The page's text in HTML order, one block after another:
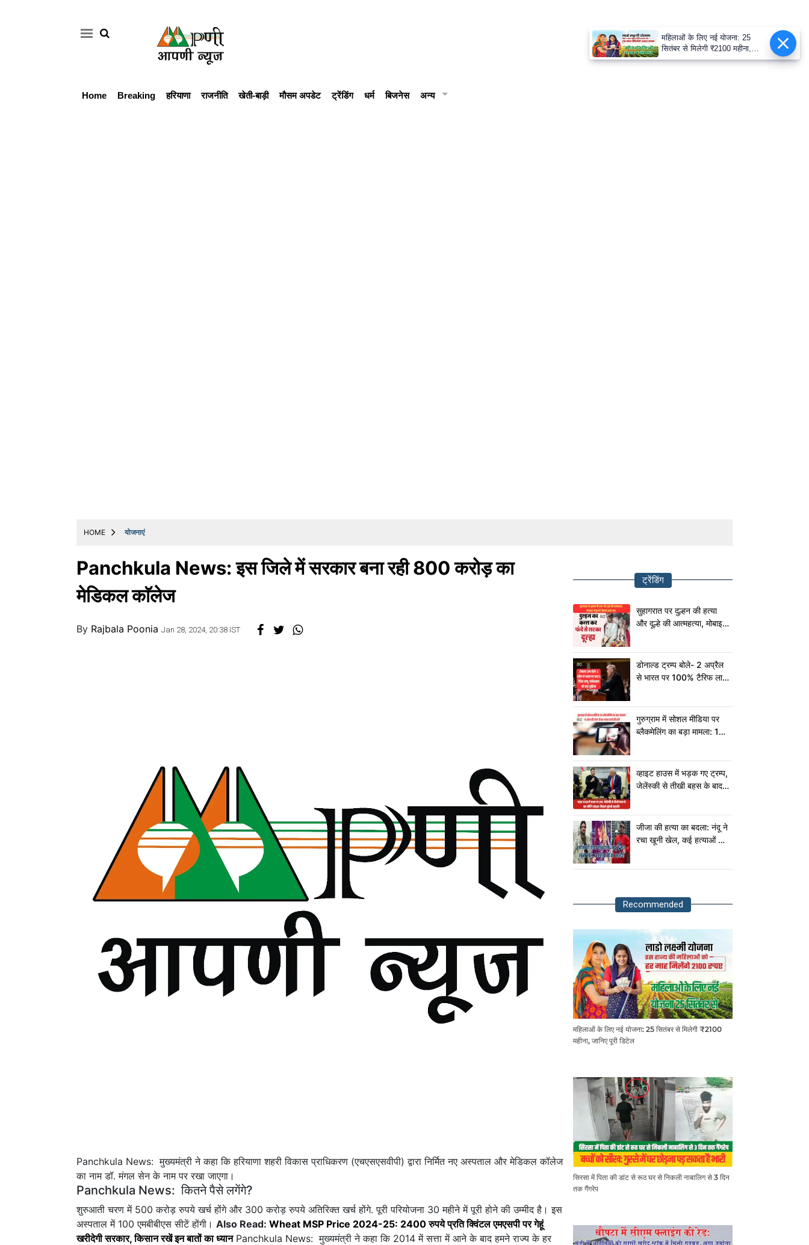
Home Breaking हरियाणा राजनीति खेती-बाड़ी मौसम अपडेट ट्रेंडिंग धर्म बिजनेस अन्य
HOME योजनाएं
Panchkula News: इस जिले में सरकार बना रही 800 करोड़ का
मेडिकल काॅलेज
By Rajbala Poonia Jan 28, 2024, 20:38 IST
Panchkula News: मुख्यमंत्री ने कहा कि हरियाणा शहरी विकास प्राधिकरण (एचएसएसवीपी) द्वारा निर्मित नए अस्पताल और मेडिकल कॉलेज
का नाम डॉ. मंगल सेन के नाम पर रखा जाएगा।
Panchkula News: कितने पैसे लगेंगे?
शुरुआती चरण में 500 करोड़ रुपये खर्च होंगे और 300 करोड़ रुपये अतिरिक्त खर्च होंगे. पूरी परियोजना 30 महीने में पूरी होने की उम्मीद है। इस
अस्पताल में 100 एमबीबीएस सीटें होंगी। Also Read: Wheat MSP Price 2024-25: 2400 रुपये प्रति क्विंटल एमएसपी पर गेहूं
खरीदेगी सरकार, किसान रखें इन बातों का ध्यानPanchkula News: मुख्यमंत्री ने कहा कि 2014 में सत्ता में आने के बाद हमने राज्य के हर
ट्रेंडिंग
सुहागरात पर दुल्हन की हत्या
और दूल्हे की आत्महत्या, मोबाइल
डोनाल्ड ट्रम्प बोले- 2 अप्रैल
से भारत पर 100% टैरिफ लागू,
गुरुग्राम में सोशल मीडिया पर
ब्लैकमेलिंग का बड़ा मामला: 15
व्हाइट हाउस में भड़क गए ट्रम्प,
जेलेंस्की से तीखी बहस के बाद
जीजा की हत्या का बदला: नंदू ने
रचा खूनी खेल, कई हत्याओं का
Recommended
महिलाओं के लिए नई योजना: 25 सितंबर से मिलेगी ₹2100
महीना, जानिए पूरी डिटेल
सिरसा में पिता की डांट से रूठ घर से निकली नाबालिग से 3 दिन
तक गैंगरेप
महिलाओं के लिए नई योजना: 25
सितंबर से मिलेगी ₹2100 महीना,
जानिए पूरी डिटेल